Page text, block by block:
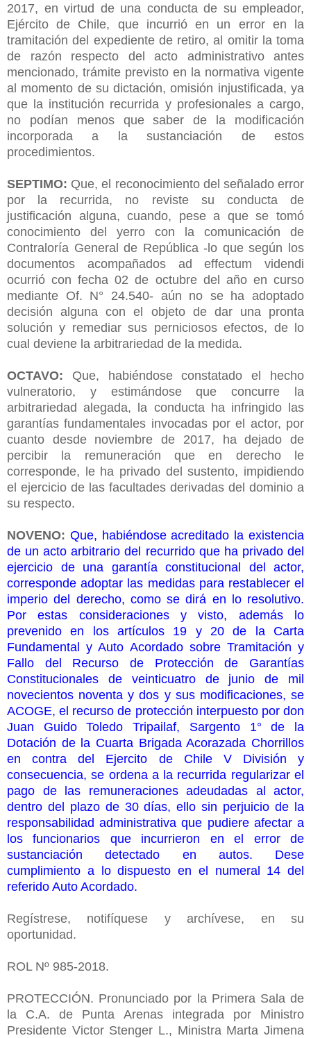
2017, en virtud de una conducta de su empleador,
Ejército de Chile, que incurrió en un error en la
tramitación del expediente de retiro, al omitir la toma
de razón respecto del acto administrativo antes
mencionado, trámite previsto en la normativa vigente
al momento de su dictación, omisión injustificada, ya
que la institución recurrida y profesionales a cargo,
no podían menos que saber de la modificación
incorporada a la sustanciación de estos
procedimientos.
SEPTIMO: Que, el reconocimiento del señalado error
por la recurrida, no reviste su conducta de
justificación alguna, cuando, pese a que se tomó
conocimiento del yerro con la comunicación de
Contraloría General de República -lo que según los
documentos acompañados ad effectum videndi
ocurrió con fecha 02 de octubre del año en curso
mediante Of. N° 24.540- aún no se ha adoptado
decisión alguna con el objeto de dar una pronta
solución y remediar sus perniciosos efectos, de lo
cual deviene la arbitrariedad de la medida.
OCTAVO: Que, habiéndose constatado el hecho
vulneratorio, y estimándose que concurre la
arbitrariedad alegada, la conducta ha infringido las
garantías fundamentales invocadas por el actor, por
cuanto desde noviembre de 2017, ha dejado de
percibir la remuneración que en derecho le
corresponde, le ha privado del sustento, impidiendo
el ejercicio de las facultades derivadas del dominio a
su respecto.
NOVENO: Que, habiéndose acreditado la existencia
de un acto arbitrario del recurrido que ha privado del
ejercicio de una garantía constitucional del actor,
corresponde adoptar las medidas para restablecer el
imperio del derecho, como se dirá en lo resolutivo.
Por estas consideraciones y visto, además lo
prevenido en los artículos 19 y 20 de la Carta
Fundamental y Auto Acordado sobre Tramitación y
Fallo del Recurso de Protección de Garantías
Constitucionales de veinticuatro de junio de mil
novecientos noventa y dos y sus modificaciones, se
ACOGE, el recurso de protección interpuesto por don
Juan Guido Toledo Tripailaf, Sargento 1° de la
Dotación de la Cuarta Brigada Acorazada Chorrillos
en contra del Ejercito de Chile V División y
consecuencia, se ordena a la recurrida regularizar el
pago de las remuneraciones adeudadas al actor,
dentro del plazo de 30 días, ello sin perjuicio de la
responsabilidad administrativa que pudiere afectar a
los funcionarios que incurrieron en el error de
sustanciación detectado en autos. Dese
cumplimiento a lo dispuesto en el numeral 14 del
referido Auto Acordado.
Regístrese, notifíquese y archívese, en su
oportunidad.
ROL Nº 985-2018.
PROTECCIÓN. Pronunciado por la Primera Sala de
la C.A. de Punta Arenas integrada por Ministro
Presidente Victor Stenger L., Ministra Marta Jimena